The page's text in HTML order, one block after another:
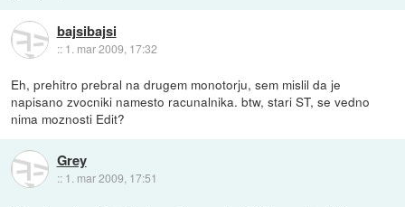
bajsibajsi
:: 1. mar 2009, 17:32
Eh, prehitro prebral na drugem monotorju, sem mislil da je
napisano zvocniki namesto racunalnika. btw, stari ST, se vedno
nima moznosti Edit?
Grey
:: 1. mar 2009, 17:51